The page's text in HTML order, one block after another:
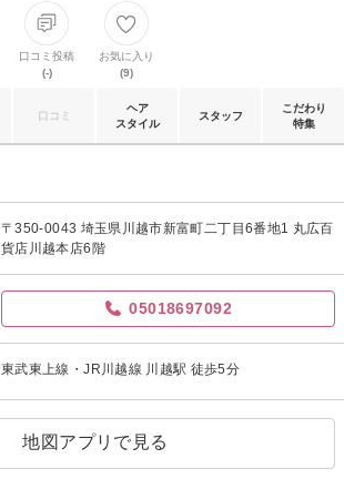
口コミ投稿
(-)
お気に入り
(9)
口コミ
ヘア
スタイル
スタッフ
こだわり
特集
〒350-0043 埼玉県川越市新富町二丁目6番地1 丸広百
貨店川越本店6階
05018697092
東武東上線・JR川越線 川越駅 徒歩5分
地図アプリで見る